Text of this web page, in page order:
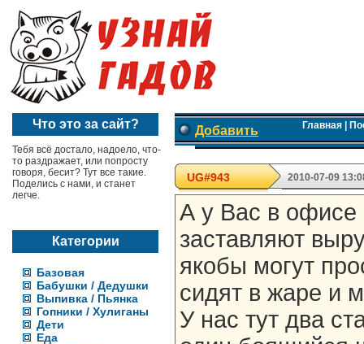
Что это за сайт?
Тебя всё достало, надоело, что-
то раздражает, или попросту
говоря, бесит? Тут все такие.
Поделись с нами, и станет
легче.
Категории
Базовая
Бабушки / Дедушки
Выпивка / Пьянка
Гопники / Хулиганы
Дети
Еда
Добавить Главная|
UG#943 2010-07-09
А у Вас в офисе
заставляют
якобы могут
сидят в жаре и
У нас тут два